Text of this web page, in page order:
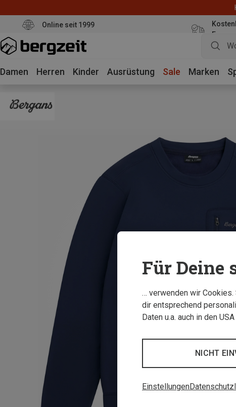
Online seit 1999
Euro
Damen Herren Kinder Ausrüstung Sale Marken
Für Deine
… verwenden wir Cookies.
dir entsprechend
Daten u.a. auch in den
NICHT
EinstellungenDatenschutz